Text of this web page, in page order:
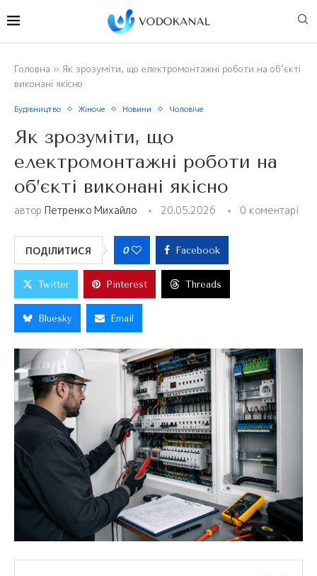
Головна » Як зрозуміти, що електромонтажні роботи на об’єкті
виконані якісно
Будівництво Жіноче Новини Чоловіче
Як зрозуміти, що
електромонтажні роботи на
об’єкті виконані якісно
автор Петренко Михайло 20.05.2026 0 коментарі
ПОДІЛИТИСЯ 0 Facebook
Twitter Pinterest Threads
Bluesky Email